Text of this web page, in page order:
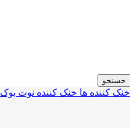
جستجو
خنک کننده ها خنک کننده نوت بوک